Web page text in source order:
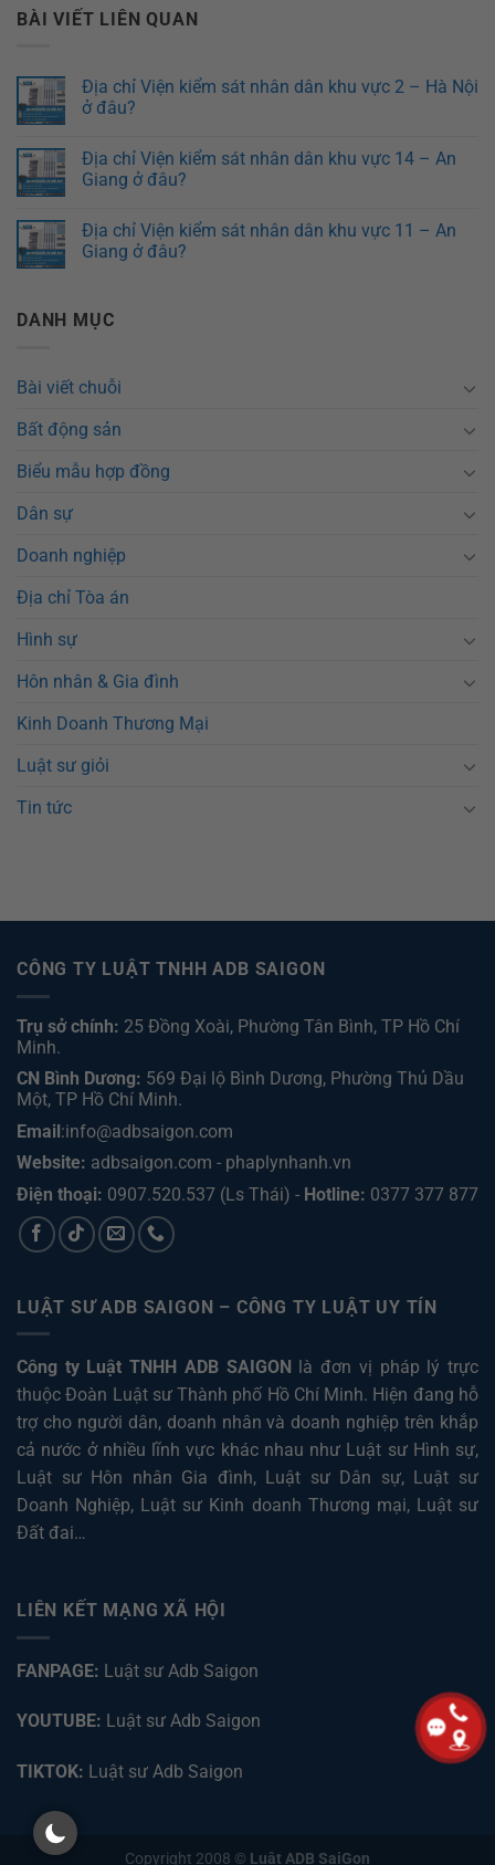
BÀI VIẾT LIÊN QUAN
Địa chỉ Viện kiểm sát nhân dân khu vực 2 – Hà Nội
ở đâu?
Địa chỉ Viện kiểm sát nhân dân khu vực 14 – An
Giang ở đâu?
Địa chỉ Viện kiểm sát nhân dân khu vực 11 – An
Giang ở đâu?
DANH MỤC
Bài viết chuỗi
Bất động sản
Biểu mẫu hợp đồng
Dân sự
Doanh nghiệp
Địa chỉ Tòa án
Hình sự
Hôn nhân & Gia đình
Kinh Doanh Thương Mại
Luật sư giỏi
Tin tức
CÔNG TY LUẬT TNHH ADB SAIGON
Trụ sở chính: 25 Đồng Xoài, Phường Tân Bình, TP Hồ Chí
Minh.
CN Bình Dương: 569 Đại lộ Bình Dương, Phường Thủ Dầu
Một, TP Hồ Chí Minh.
Email:info@adbsaigon.com
Website: adbsaigon.com - phaplynhanh.vn
Điện thoại: 0907.520.537 (Ls Thái) - Hotline: 0377 377 877
LUẬT SƯ ADB SAIGON – CÔNG TY LUẬT UY TÍN
Công ty Luật TNHH ADB SAIGON
là đơn vị pháp lý trực
thuộc Đoàn Luật sư Thành phố Hồ Chí Minh. Hiện đang hỗ
trợ cho người dân, doanh nhân và doanh nghiệp trên khắp
cả nước ở nhiều lĩnh vực khác nhau như Luật sư Hình sự,
Luật sư Hôn nhân Gia đình, Luật sư Dân sự, Luật sư
Doanh Nghiệp, Luật sư Kinh doanh Thương mại, Luật sư
Đất đai…
LIÊN KẾT MẠNG XÃ HỘI
FANPAGE: Luật sư Adb Saigon
YOUTUBE: Luật sư Adb Saigon
TIKTOK: Luật sư Adb Saigon
Copyright 2008 © Luật ADB SaiGon